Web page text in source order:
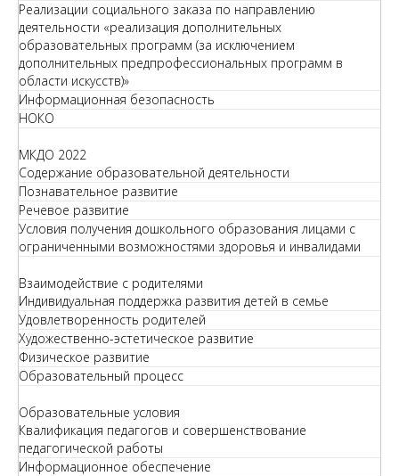
Реализации социального заказа по направлению
деятельности «реализация дополнительных
образовательных программ (за исключением
дополнительных предпрофессиональных программ в
области искусств)»
Информационная безопасность
НОКО
МКДО 2022
Содержание образовательной деятельности
Познавательное развитие
Речевое развитие
Условия получения дошкольного образования лицами с
ограниченными возможностями здоровья и инвалидами
Взаимодействие с родителями
Индивидуальная поддержка развития детей в семье
Удовлетворенность родителей
Художественно-эстетическое развитие
Физическое развитие
Образовательный процесс
Образовательные условия
Квалификация педагогов и совершенствование
педагогической работы
Информационное обеспечение